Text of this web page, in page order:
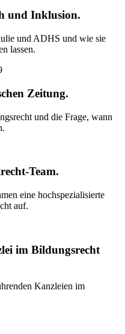
und Inklusion.
und ADHS und wie sie
lassen.
Zeitung.
und die Frage, wann
Team.
eine hochspezialisierte
auf.
im Bildungsrecht
Kanzleien im